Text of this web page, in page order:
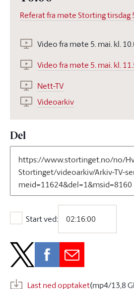
Referat fra møte Storting tirsdag
Video fra møte 5. mai. kl.
Video fra møte 5. mai. kl.
Nett-TV
Videoarkiv
Del
Start ved:
Start ved:
Last ned opptaket(mp4/13,8